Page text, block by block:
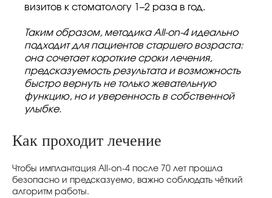
визитов к стоматологу 1–2 раза в год.
Таким образом, методика All-on-4 идеально
подходит для пациентов старшего возраста:
она сочетает короткие сроки лечения,
предсказуемость результата и возможность
быстро вернуть не только жевательную
функцию, но и уверенность в собственной
улыбке.
Как проходит лечение
Чтобы имплантация All-on-4 после 70 лет прошла
безопасно и предсказуемо, важно соблюдать чёткий
алгоритм работы.